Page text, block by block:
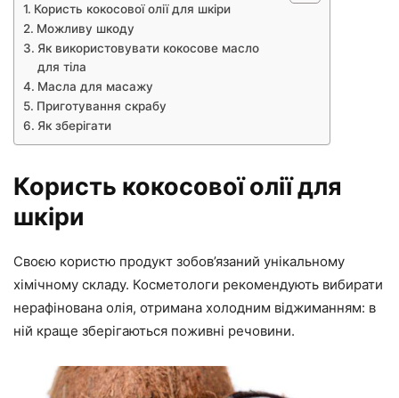
Користь кокосової олії для шкіри
Можливу шкоду
Як використовувати кокосове масло
для тіла
Масла для масажу
Приготування скрабу
Як зберігати
Користь кокосової олії для
шкіри
Своєю користю продукт зобов’язаний унікальному
хімічному складу. Косметологи рекомендують вибирати
нерафінована олія, отримана холодним віджиманням: в
ній краще зберігаються поживні речовини.